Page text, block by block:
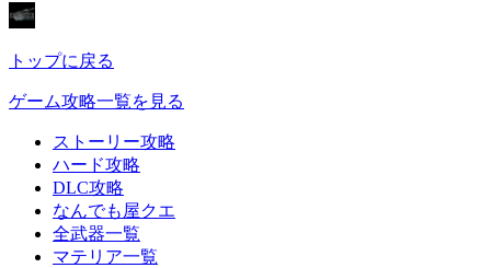
トップに戻る
ゲーム攻略一覧を見る
ストーリー攻略
ハード攻略
DLC攻略
なんでも屋クエ
全武器一覧
マテリア一覧